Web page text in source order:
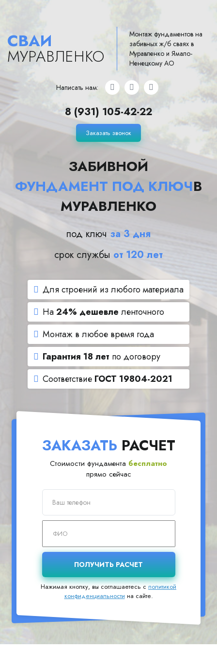
СВАИ
МУРАВЛЕНКО
Монтаж фундаментов на
забивных ж/б сваях в
Муравленко и Ямало-
Ненецкому АО
Написать нам:
8 (931) 105-42-22
Заказать звонок
ЗАБИВНОЙ
ФУНДАМЕНТ ПОД КЛЮЧВ
МУРАВЛЕНКО
под ключ за 3 дня
срок службы от 120 лет
Для строений из любого материала
На24% дешевле ленточного
Монтаж в любое время года
Гарантия 18 лет по договору
Соответствие ГОСТ 19804-2021
ЗАКАЗАТЬ РАСЧЕТ
Стоимости фундамента бесплатно
прямо сейчас
Нажимая кнопку, вы соглашаетесь сполитикой
конфиденциальности на сайте.